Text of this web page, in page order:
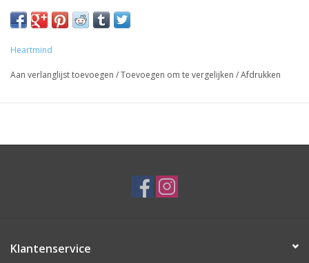
Heartmind
Aan verlanglijst toevoegen /Toevoegen om te vergelijken /Afdrukken
Klantenservice